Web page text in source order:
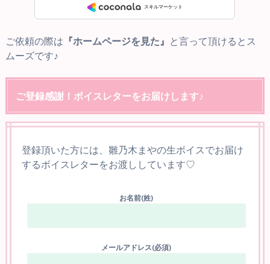
ご依頼の際は 『ホームページを見た』
と言って頂けるとス
ムーズです♪
ご登録感謝！ボイスレターをお届けします♪
登録頂いた方には、雛乃木まやの生ボイスでお届け
するボイスレターをお渡ししています♡
お名前(姓)
メールアドレス(必須)